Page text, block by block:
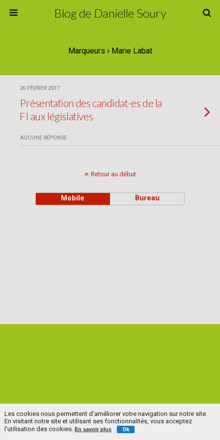
Blog de Danielle Soury
Marqueurs › Marie Labat
26 FÉVRIER 2017
Présentation des candidat-es de la
FI aux législatives
AUCUNE RÉPONSE
Retour au début
Mobile Bureau
Les cookies nous permettent d'améliorer votre navigation sur notre site.
En visitant notre site et utilisant ses fonctionnalités, vous acceptez
l'utilisation des cookies.En savoir plus Ok